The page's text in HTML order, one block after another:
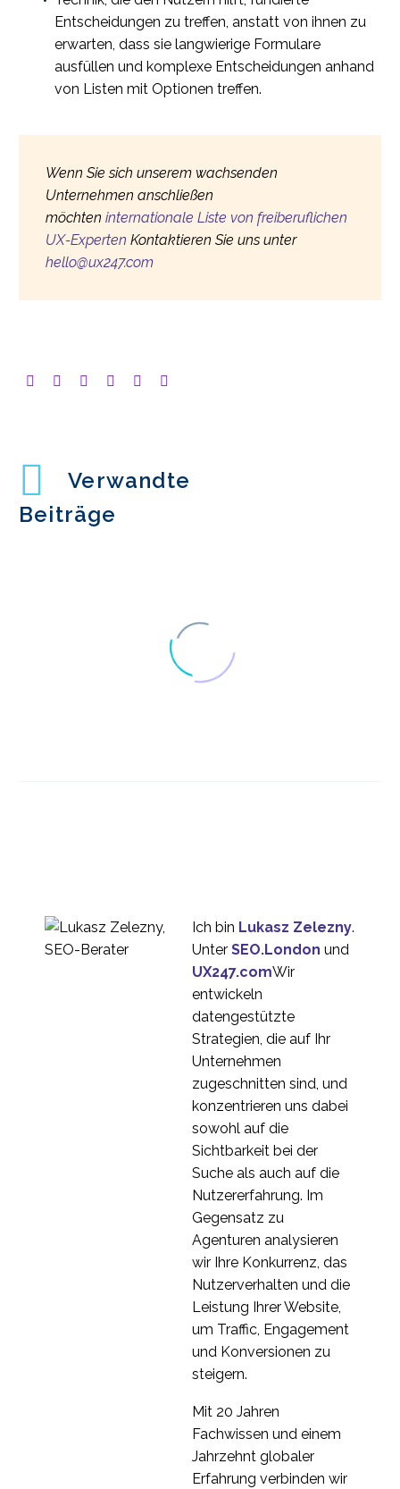
Entscheidungen zu treffen, anstatt von ihnen zu
erwarten, dass sie langwierige Formulare
ausfüllen und komplexe Entscheidungen anhand
von Listen mit Optionen treffen.
Wenn Sie sich unserem wachsenden
Unternehmen anschließen
möchten internationale Liste von freiberuflichen
UX-Experten Kontaktieren Sie uns unter
hello@ux247.com
Verwandte
Beiträge
Branche mit William
Hudson
Interview-Reihe:
Einblicke in die UX-
Branche mit Ian Pardoe
1
Interview-Reihe: UX-
Brancheneinblicke mit
Adriano Schmidt
1
Interview-Reihe:
Einblicke in die UX-
Branche mit Nacho
2
Interview-Reihe:
Einblicke in die UX-
Branche mit Jennifer
1
Warum Usability-
Experten Vielfalt
0
Möglichkeiten für
freiberufliche UX-
7
Interview-Reihe:
Einblicke in die UX-
Interview-Reihe:
Einblicke in die UX-
Branche mit Yessie
1
Ich bin Lukasz Zelezny.
Unter SEO.London und
UX247.comWir
entwickeln
datengestützte
Strategien, die auf Ihr
Unternehmen
zugeschnitten sind, und
konzentrieren uns dabei
sowohl auf die
Sichtbarkeit bei der
Suche als auch auf die
Nutzererfahrung. Im
Gegensatz zu
Agenturen analysieren
wir Ihre Konkurrenz, das
Nutzerverhalten und die
Leistung Ihrer Website,
um Traffic, Engagement
und Konversionen zu
steigern.
Mit 20 Jahren
Fachwissen und einem
Jahrzehnt globaler
Erfahrung verbinden wir